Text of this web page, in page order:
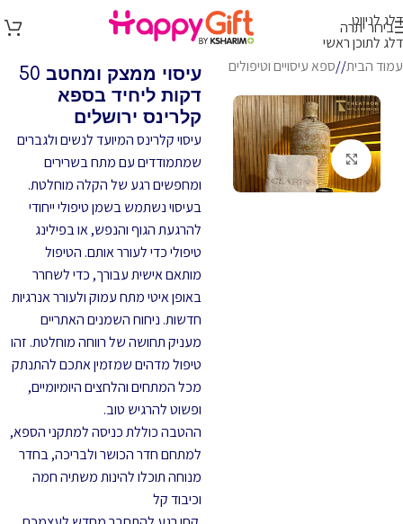
דלג לניווט
דלג לתוכן ראשי
בירור יתרה
עמוד הבית/ ספא עיסויים וטיפולים
לחץ להגדלה
עיסוי ממצק ומחטב 50
דקות ליחיד בספא
קלרינס ירושלים
עיסוי קלרינס המיועד לנשים ולגברים
שמתמודדים עם מתח בשרירים
ומחפשים רגע של הקלה מוחלטת.
בעיסוי נשתמש בשמן טיפולי ייחודי
להרגעת הגוף והנפש, או בפילינג
טיפולי כדי לעורר אותם. הטיפול
מותאם אישית עבורך, כדי לשחרר
באופן איטי מתח עמוק ולעורר אנרגיות
חדשות. ניחוח השמנים האתריים
מעניק תחושה של רווחה מוחלטת. זהו
טיפול מדהים שמזמין אתכם להתנתק
מכל המתחים והלחצים היומיומיים,
ופשוט להרגיש טוב.
ההטבה כוללת כניסה למתקני הספא,
למתחם חדר הכושר ולבריכה, בחדר
מנוחה תוכלו להינות משתיה חמה
וכיבוד קל